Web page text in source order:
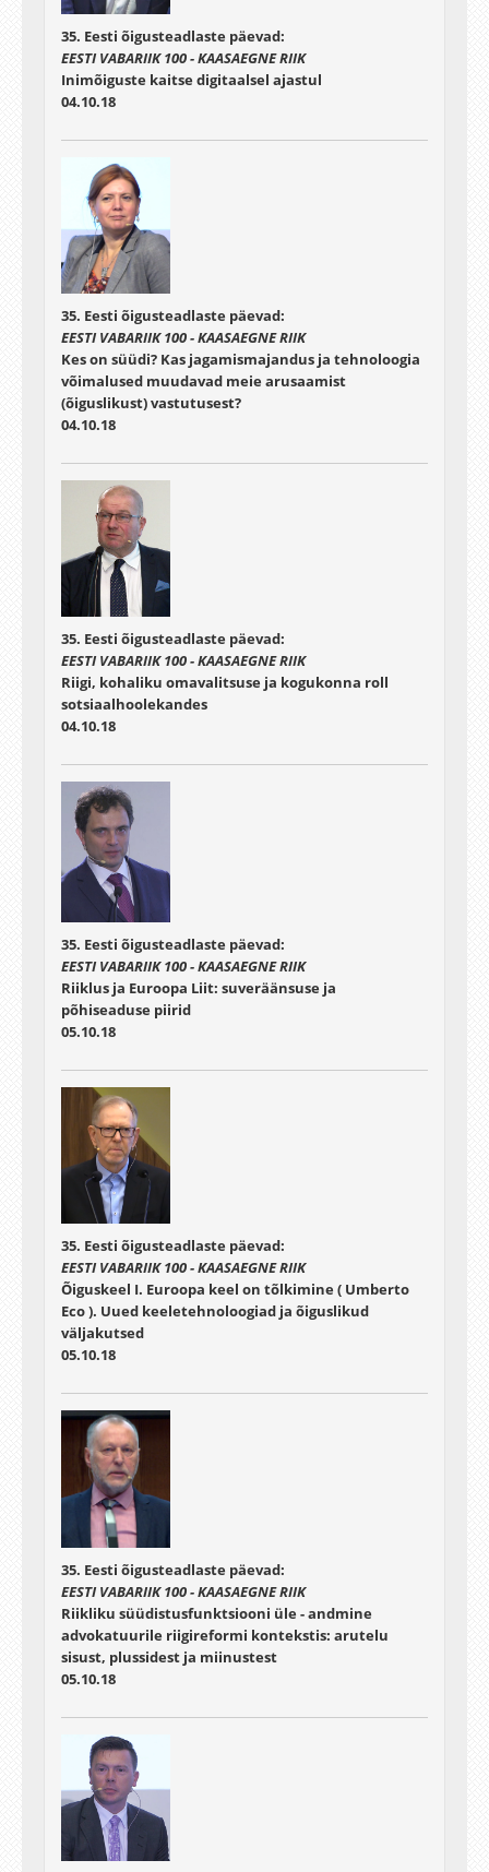
35. Eesti õigusteadlaste päevad:
EESTI VABARIIK 100 - KAASAEGNE RIIK
Inimõiguste kaitse digitaalsel ajastul
04.10.18
35. Eesti õigusteadlaste päevad:
EESTI VABARIIK 100 - KAASAEGNE RIIK
Kes on süüdi? Kas jagamismajandus ja tehnoloogia
võimalused muudavad meie arusaamist
(õiguslikust) vastutusest?
04.10.18
35. Eesti õigusteadlaste päevad:
EESTI VABARIIK 100 - KAASAEGNE RIIK
Riigi, kohaliku omavalitsuse ja kogukonna roll
sotsiaalhoolekandes
04.10.18
35. Eesti õigusteadlaste päevad:
EESTI VABARIIK 100 - KAASAEGNE RIIK
Riiklus ja Euroopa Liit: suveräänsuse ja
põhiseaduse piirid
05.10.18
35. Eesti õigusteadlaste päevad:
EESTI VABARIIK 100 - KAASAEGNE RIIK
Õiguskeel I. Euroopa keel on tõlkimine ( Umberto
Eco ). Uued keeletehnoloogiad ja õiguslikud
väljakutsed
05.10.18
35. Eesti õigusteadlaste päevad:
EESTI VABARIIK 100 - KAASAEGNE RIIK
Riikliku süüdistusfunktsiooni üle - andmine
advokatuurile riigireformi kontekstis: arutelu
sisust, plussidest ja miinustest
05.10.18